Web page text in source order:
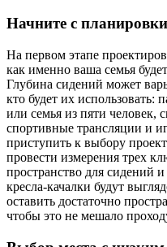
Начните с
На первом этапе
как именно ваша семья
Глубина сидений может
кто будет их использовать:
или семья из пяти
спортивные трансляции и
приступить к выбору
провести измерения трех
пространство для сидений
кресла-качалки будут
оставить достаточно
чтобы это не мешало